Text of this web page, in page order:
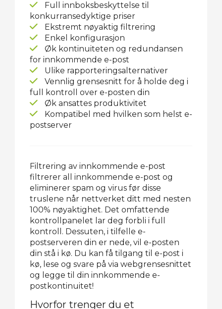
Full innboksbeskyttelse til
konkurransedyktige priser
Ekstremt nøyaktig filtrering
Enkel konfigurasjon
Øk kontinuiteten og redundansen
for innkommende e-post
Ulike rapporteringsalternativer
Vennlig grensesnitt for å holde deg i
full kontroll over e-posten din
Øk ansattes produktivitet
Kompatibel med hvilken som helst e-
postserver
Filtrering av innkommende e-post
filtrerer all innkommende e-post og
eliminerer spam og virus før disse
truslene når nettverket ditt med nesten
100% nøyaktighet. Det omfattende
kontrollpanelet lar deg forbli i full
kontroll. Dessuten, i tilfelle e-
postserveren din er nede, vil e-posten
din stå i kø. Du kan få tilgang til e-post i
kø, lese og svare på via webgrensesnittet
og legge til din innkommende e-
postkontinuitet!
Hvorfor trenger du et